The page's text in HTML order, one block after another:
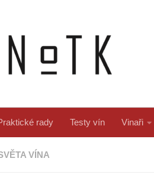
rady Testy vín Vinaři
VÍNA